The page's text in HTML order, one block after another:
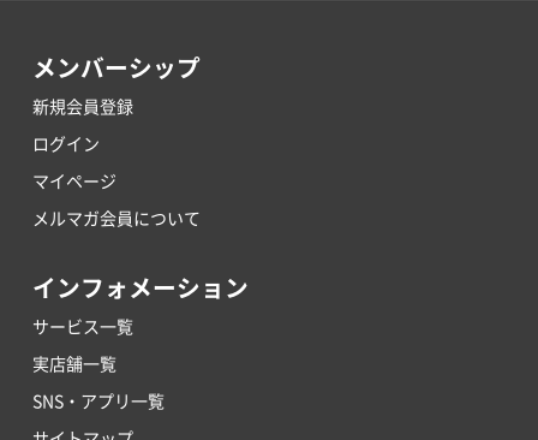
メンバーシップ
新規会員登録
ログイン
マイページ
メルマガ会員について
インフォメーション
サービス一覧
実店舗一覧
SNS・アプリ一覧